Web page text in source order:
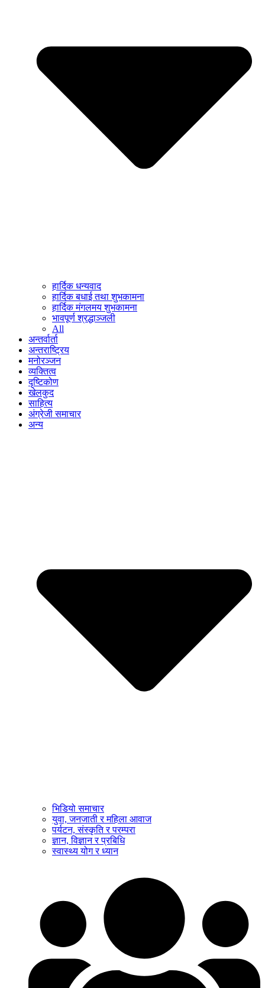
हार्दिक धन्यवाद
हार्दिक बधाई तथा शुभकामना
हार्दिक मंगलमय शुभकामना
भावपूर्ण श्रद्धाञ्जली
All
अन्तर्वार्ता
अन्तराष्ट्रिय
मनोरञ्जन
व्यक्तित्व
दृष्टिकोण
खेलकुद
साहित्य
अंग्रेजी समाचार
अन्य
भिडियो समाचार
युवा, जनजाती र महिला आवाज
पर्यटन, संस्कृति र परम्परा
ज्ञान, विज्ञान र प्रबिधि
स्वास्थ्य योग र ध्यान